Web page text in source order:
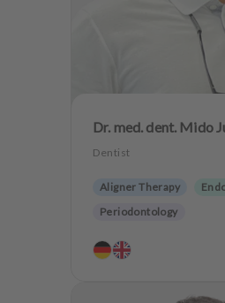
Dr. med. dent. Mido
Dentist
Aligner Therapy
Periodontology
CMD